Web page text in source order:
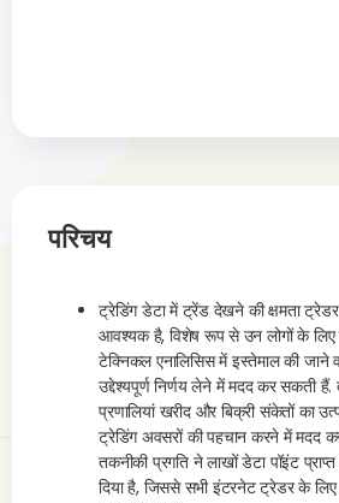
परिचय
ट्रेडिंग डेटा में ट्रेंड देखने की क्षमता
आवश्यक है, विशेष रूप से उन लोगों के
टेक्निकल एनालिसिस में इस्तेमाल की जाने
उद्देश्यपूर्ण निर्णय लेने में मदद कर सकती
प्रणालियां खरीद और बिक्री संकेतों का
ट्रेडिंग अवसरों की पहचान करने में मदद
तकनीकी प्रगति ने लाखों डेटा पॉइंट
दिया है, जिससे सभी इंटरनेट ट्रेडर के